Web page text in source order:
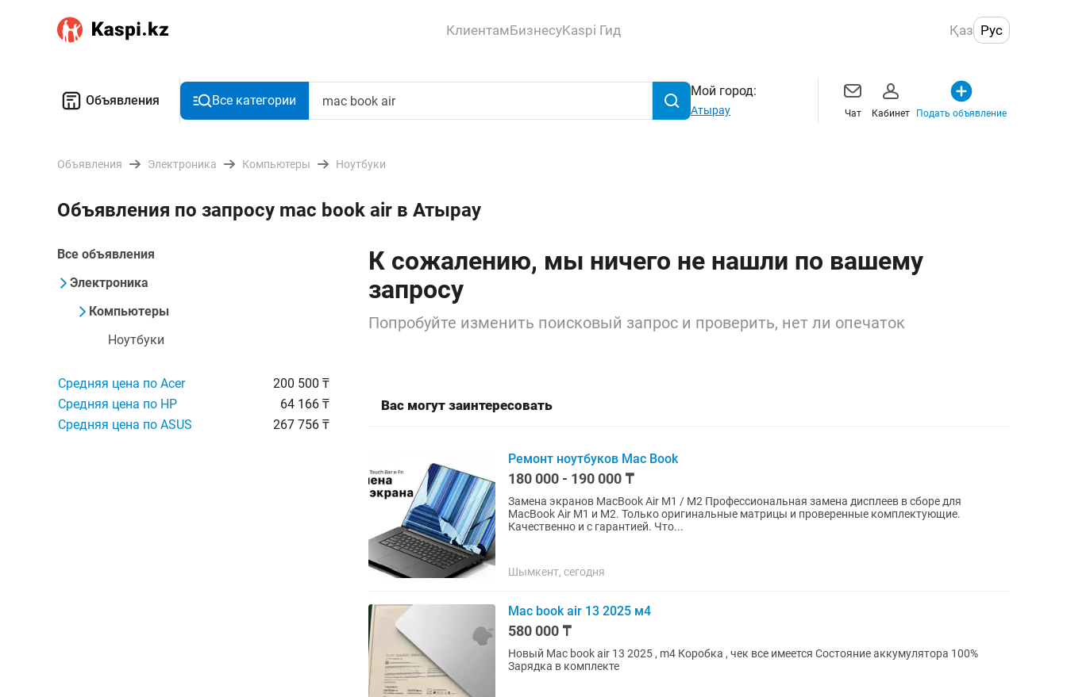
КлиентамБизнесуKaspi Гид Қаз Рус
Объявления Все категории
Мой город:
Атырау Чат Кабинет Подать объявление
Объявления Электроника Компьютеры Ноутбуки
Объявления по запросу mac book air в Атырау
Все объявления
Электроника
Компьютеры
Ноутбуки
Средняя цена по Acer
200 500 ₸
Средняя цена по HP
64 166 ₸
Средняя цена по ASUS
267 756 ₸
К сожалению, мы ничего не нашли по вашему
запросу
Попробуйте изменить поисковый запрос и проверить, нет ли опечаток
Вас могут заинтересовать
Ремонт ноутбуков Mac Book
180 000 - 190 000 ₸
Замена экранов MacBook Air M1 / M2 Профессиональная замена дисплеев в сборе для
MacBook Air M1 и M2. Только оригинальные матрицы и проверенные комплектующие.
Качественно и с гарантией. Что...
Шымкент, сегодня
Mac book air 13 2025 м4
580 000 ₸
Новый Mac book air 13 2025 , m4 Коробка , чек все имеется Состояние аккумулятора 100%
Зарядка в комплекте